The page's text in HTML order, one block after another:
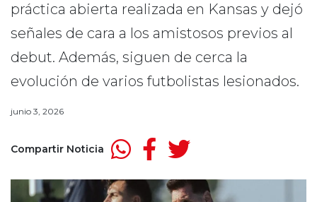
práctica abierta realizada en Kansas y dejó
señales de cara a los amistosos previos al
debut. Además, siguen de cerca la
evolución de varios futbolistas lesionados.
junio 3, 2026
Compartir Noticia